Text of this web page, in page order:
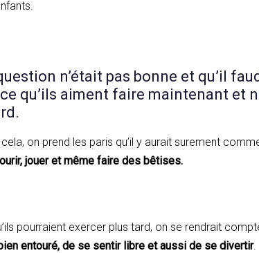
n’était pas bonne et qu’il
qu’ils aiment faire maintenant et
on prend les paris qu’il y aurait surement
jouer et même faire des bêtises.
pourraient exercer plus tard, on se rendrait
entouré, de se sentir libre et aussi de se divertir.